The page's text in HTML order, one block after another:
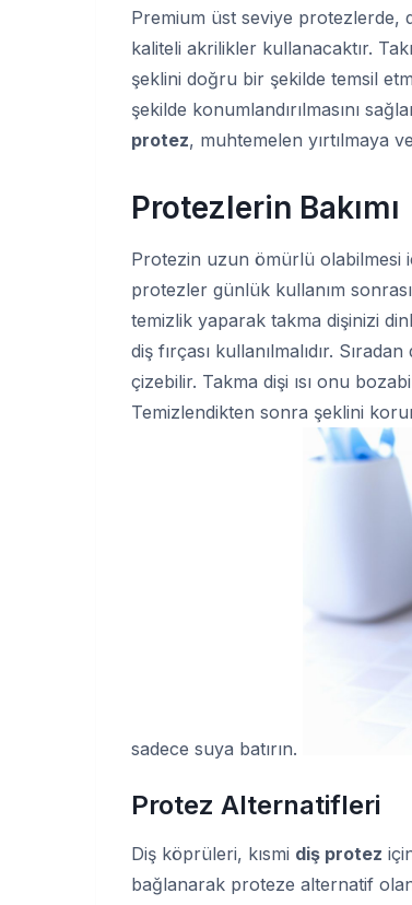
Premium üst seviye protezlerde,
kaliteli akrilikler kullanacaktır.
şeklini doğru bir şekilde temsil
şekilde konumlandırılmasını
protez, muhtemelen yırtılmaya
Protezlerin Bakımı
Protezin uzun ömürlü olabilmesi
protezler günlük kullanım
temizlik yaparak takma dişinizi
diş fırçası kullanılmalıdır.
çizebilir. Takma dişi ısı onu
Temizlendikten sonra şeklini
sadece suya batırın.
Protez Alternatifleri
Diş köprüleri, kısmi diş protez
bağlanarak proteze alternatif